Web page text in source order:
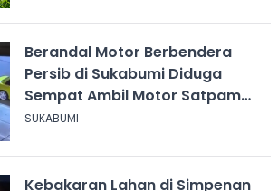
Berandal Motor Berbendera
Persib di Sukabumi Diduga
Sempat Ambil Motor Satpam
SPPG usai Dikeroyok
SUKABUMI
Kebakaran Lahan di Simpenan